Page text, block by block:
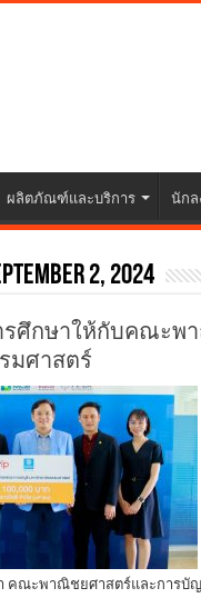
ผลิตภัณฑ์และบริการ นัก
2, 2024
รศึกษาให้กับคณะ
มศาสตร์
คณะพาณิชยศาสตร์และการบั